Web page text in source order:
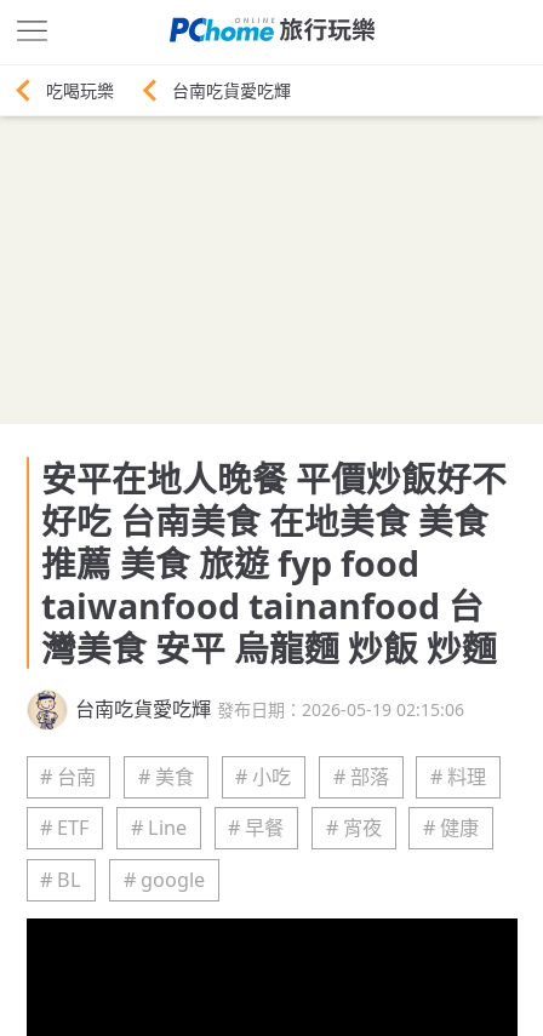
台南吃貨愛吃輝
安平在地人晚餐 平價炒飯好不
好吃 台南美食 在地美食 美食
推薦 美食 旅遊 fyp food
taiwanfood tainanfood 台
灣美食 安平 烏龍麵 炒飯 炒麵
台南吃貨愛吃輝 發布日期：2026-05-19 02:15:06
# 台南 # 美食 # 小吃 # 部落
# 料理
# ETF
# Line # 早餐 # 宵夜
# 健康
# BL
# google